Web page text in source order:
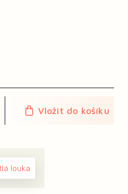
Vložit do košíku